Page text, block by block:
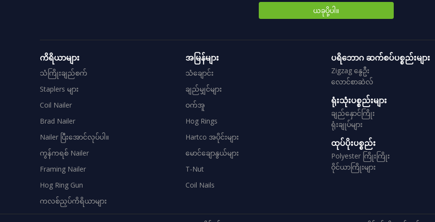
ယခုပို့ပါ။
ကိရိယာများ
သံကြိုးချည်စက်
Staplers များ
Coil Nailer
Brad Nailer
Nailer ပြီးအောင်လုပ်ပါ။
ကွန်ကရစ် Nailer
Framing Nailer
Hog Ring Gun
ကလစ်ညှပ်ကိရိယာများ
အမြန်များ
သံချောင်း
ချည်မျှင်များ
ဝက်အူ
Hog Rings
Hartco အပိုင်းများ
မောင်ချောနွယ်များ
T-Nut
Coil Nails
ပရိဘောဂ ဆက်စပ်ပစ္စည်းများ
Zigzag နွေဦး
လောင်စာဆဲလ်
ရုံးသုံးပစ္စည်းများ
ချည်နှောင်ကြိုး
ရုံးချုပ်များ
ထုပ်ပိုးပစ္စည်း
Polyester ကြိုးကြိုး
ဝိုင်ယာကြိုးများ